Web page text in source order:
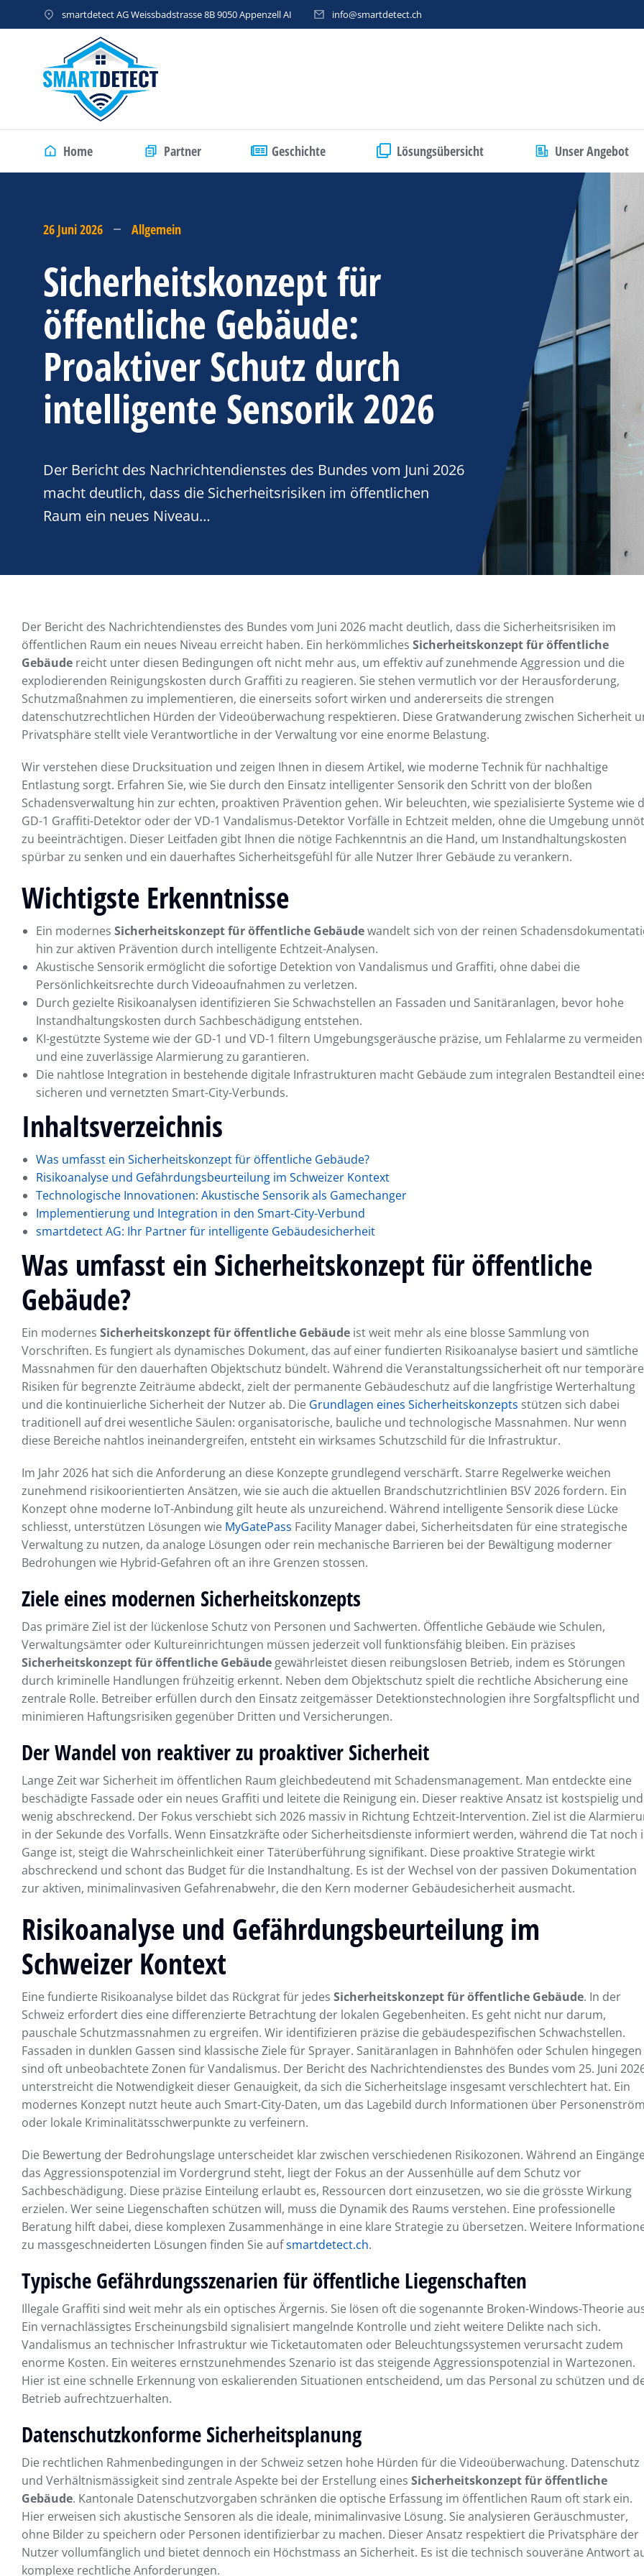
smartdetect AG Weissbadstrasse 8B 9050 Appenzell AI info@smartdetect.ch
Home Partner Geschichte Lösungsübersicht Unser Angebot
26 Juni 2026 Allgemein
Sicherheitskonzept für
öffentliche Gebäude:
Proaktiver Schutz durch
intelligente Sensorik 2026
Der Bericht des Nachrichtendienstes des Bundes vom Juni 2026
macht deutlich, dass die Sicherheitsrisiken im öffentlichen
Raum ein neues Niveau…
Der Bericht des Nachrichtendienstes des Bundes vom Juni 2026 macht deutlich, dass die Sicherheitsrisiken im
öffentlichen Raum ein neues Niveau erreicht haben. Ein herkömmliches Sicherheitskonzept für öffentliche
Gebäude reicht unter diesen Bedingungen oft nicht mehr aus, um effektiv auf zunehmende Aggression und die
explodierenden Reinigungskosten durch Graffiti zu reagieren. Sie stehen vermutlich vor der Herausforderung,
Schutzmaßnahmen zu implementieren, die einerseits sofort wirken und andererseits die strengen
datenschutzrechtlichen Hürden der Videoüberwachung respektieren. Diese Gratwanderung zwischen Sicherheit
Privatsphäre stellt viele Verantwortliche in der Verwaltung vor eine enorme Belastung.
Wir verstehen diese Drucksituation und zeigen Ihnen in diesem Artikel, wie moderne Technik für nachhaltige
Entlastung sorgt. Erfahren Sie, wie Sie durch den Einsatz intelligenter Sensorik den Schritt von der bloßen
Schadensverwaltung hin zur echten, proaktiven Prävention gehen. Wir beleuchten, wie spezialisierte Systeme wie
GD-1 Graffiti-Detektor oder der VD-1 Vandalismus-Detektor Vorfälle in Echtzeit melden, ohne die Umgebung
zu beeinträchtigen. Dieser Leitfaden gibt Ihnen die nötige Fachkenntnis an die Hand, um Instandhaltungskosten
spürbar zu senken und ein dauerhaftes Sicherheitsgefühl für alle Nutzer Ihrer Gebäude zu verankern.
Wichtigste Erkenntnisse
Ein modernes Sicherheitskonzept für öffentliche Gebäudewandelt sich von der reinen
hin zur aktiven Prävention durch intelligente Echtzeit-Analysen.
Akustische Sensorik ermöglicht die sofortige Detektion von Vandalismus und Graffiti, ohne dabei die
Persönlichkeitsrechte durch Videoaufnahmen zu verletzen.
Durch gezielte Risikoanalysen identifizieren Sie Schwachstellen an Fassaden und Sanitäranlagen, bevor hohe
Instandhaltungskosten durch Sachbeschädigung entstehen.
KI-gestützte Systeme wie der GD-1 und VD-1 filtern Umgebungsgeräusche präzise, um Fehlalarme zu vermeiden
und eine zuverlässige Alarmierung zu garantieren.
Die nahtlose Integration in bestehende digitale Infrastrukturen macht Gebäude zum integralen Bestandteil
sicheren und vernetzten Smart-City-Verbunds.
Inhaltsverzeichnis
Was umfasst ein Sicherheitskonzept für öffentliche Gebäude?
Risikoanalyse und Gefährdungsbeurteilung im Schweizer Kontext
Technologische Innovationen: Akustische Sensorik als Gamechanger
Implementierung und Integration in den Smart-City-Verbund
smartdetect AG: Ihr Partner für intelligente Gebäudesicherheit
Was umfasst ein Sicherheitskonzept für öffentliche
Gebäude?
Ein modernes Sicherheitskonzept für öffentliche Gebäude ist weit mehr als eine blosse Sammlung von
Vorschriften. Es fungiert als dynamisches Dokument, das auf einer fundierten Risikoanalyse basiert und sämtliche
Massnahmen für den dauerhaften Objektschutz bündelt. Während die Veranstaltungssicherheit oft nur temporäre
Risiken für begrenzte Zeiträume abdeckt, zielt der permanente Gebäudeschutz auf die langfristige Werterhaltung
und die kontinuierliche Sicherheit der Nutzer ab. Die Grundlagen eines Sicherheitskonzepts stützen sich dabei
traditionell auf drei wesentliche Säulen: organisatorische, bauliche und technologische Massnahmen. Nur wenn
diese Bereiche nahtlos ineinandergreifen, entsteht ein wirksames Schutzschild für die Infrastruktur.
Im Jahr 2026 hat sich die Anforderung an diese Konzepte grundlegend verschärft. Starre Regelwerke weichen
zunehmend risikoorientierten Ansätzen, wie sie auch die aktuellen Brandschutzrichtlinien BSV 2026 fordern. Ein
Konzept ohne moderne IoT-Anbindung gilt heute als unzureichend. Während intelligente Sensorik diese Lücke
schliesst, unterstützen Lösungen wie MyGatePass Facility Manager dabei, Sicherheitsdaten für eine strategische
Verwaltung zu nutzen, da analoge Lösungen oder rein mechanische Barrieren bei der Bewältigung moderner
Bedrohungen wie Hybrid-Gefahren oft an ihre Grenzen stossen.
Ziele eines modernen Sicherheitskonzepts
Das primäre Ziel ist der lückenlose Schutz von Personen und Sachwerten. Öffentliche Gebäude wie Schulen,
Verwaltungsämter oder Kultureinrichtungen müssen jederzeit voll funktionsfähig bleiben. Ein präzises
Sicherheitskonzept für öffentliche Gebäude gewährleistet diesen reibungslosen Betrieb, indem es Störungen
durch kriminelle Handlungen frühzeitig erkennt. Neben dem Objektschutz spielt die rechtliche Absicherung eine
zentrale Rolle. Betreiber erfüllen durch den Einsatz zeitgemässer Detektionstechnologien ihre Sorgfaltspflicht und
minimieren Haftungsrisiken gegenüber Dritten und Versicherungen.
Der Wandel von reaktiver zu proaktiver Sicherheit
Lange Zeit war Sicherheit im öffentlichen Raum gleichbedeutend mit Schadensmanagement. Man entdeckte eine
beschädigte Fassade oder ein neues Graffiti und leitete die Reinigung ein. Dieser reaktive Ansatz ist kostspielig und
wenig abschreckend. Der Fokus verschiebt sich 2026 massiv in Richtung Echtzeit-Intervention. Ziel ist die
in der Sekunde des Vorfalls. Wenn Einsatzkräfte oder Sicherheitsdienste informiert werden, während die Tat noch
Gange ist, steigt die Wahrscheinlichkeit einer Täterüberführung signifikant. Diese proaktive Strategie wirkt
abschreckend und schont das Budget für die Instandhaltung. Es ist der Wechsel von der passiven Dokumentation
zur aktiven, minimalinvasiven Gefahrenabwehr, die den Kern moderner Gebäudesicherheit ausmacht.
Risikoanalyse und Gefährdungsbeurteilung im
Schweizer Kontext
Eine fundierte Risikoanalyse bildet das Rückgrat für jedes Sicherheitskonzept für öffentliche Gebäude. In der
Schweiz erfordert dies eine differenzierte Betrachtung der lokalen Gegebenheiten. Es geht nicht nur darum,
pauschale Schutzmassnahmen zu ergreifen. Wir identifizieren präzise die gebäudespezifischen Schwachstellen.
Fassaden in dunklen Gassen sind klassische Ziele für Sprayer. Sanitäranlagen in Bahnhöfen oder Schulen hingegen
sind oft unbeobachtete Zonen für Vandalismus. Der Bericht des Nachrichtendienstes des Bundes vom 25. Juni
unterstreicht die Notwendigkeit dieser Genauigkeit, da sich die Sicherheitslage insgesamt verschlechtert hat. Ein
modernes Konzept nutzt heute auch Smart-City-Daten, um das Lagebild durch Informationen über
oder lokale Kriminalitätsschwerpunkte zu verfeinern.
Die Bewertung der Bedrohungslage unterscheidet klar zwischen verschiedenen Risikozonen. Während an
das Aggressionspotenzial im Vordergrund steht, liegt der Fokus an der Aussenhülle auf dem Schutz vor
Sachbeschädigung. Diese präzise Einteilung erlaubt es, Ressourcen dort einzusetzen, wo sie die grösste Wirkung
erzielen. Wer seine Liegenschaften schützen will, muss die Dynamik des Raums verstehen. Eine professionelle
Beratung hilft dabei, diese komplexen Zusammenhänge in eine klare Strategie zu übersetzen. Weitere
zu massgeschneiderten Lösungen finden Sie aufsmartdetect.ch.
Typische Gefährdungsszenarien für öffentliche Liegenschaften
Illegale Graffiti sind weit mehr als ein optisches Ärgernis. Sie lösen oft die sogenannte Broken-Windows-Theorie
Ein vernachlässigtes Erscheinungsbild signalisiert mangelnde Kontrolle und zieht weitere Delikte nach sich.
Vandalismus an technischer Infrastruktur wie Ticketautomaten oder Beleuchtungssystemen verursacht zudem
enorme Kosten. Ein weiteres ernstzunehmendes Szenario ist das steigende Aggressionspotenzial in Wartezonen.
Hier ist eine schnelle Erkennung von eskalierenden Situationen entscheidend, um das Personal zu schützen und
Betrieb aufrechtzuerhalten.
Datenschutzkonforme Sicherheitsplanung
Die rechtlichen Rahmenbedingungen in der Schweiz setzen hohe Hürden für die Videoüberwachung. Datenschutz
und Verhältnismässigkeit sind zentrale Aspekte bei der Erstellung eines Sicherheitskonzept für öffentliche
Gebäude. Kantonale Datenschutzvorgaben schränken die optische Erfassung im öffentlichen Raum oft stark ein.
Hier erweisen sich akustische Sensoren als die ideale, minimalinvasive Lösung. Sie analysieren Geräuschmuster,
ohne Bilder zu speichern oder Personen identifizierbar zu machen. Dieser Ansatz respektiert die Privatsphäre der
Nutzer vollumfänglich und bietet dennoch ein Höchstmass an Sicherheit. Es ist die technisch souveräne Antwort
komplexe rechtliche Anforderungen.